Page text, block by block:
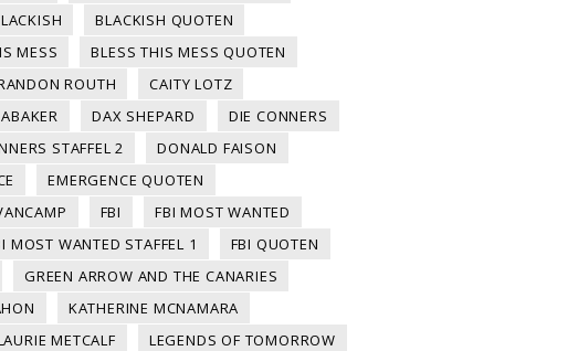
BLACKISH QUOTEN
MESS
BLESS THIS MESS QUOTEN
ROUTH
CAITY LOTZ
DAX SHEPARD
DIE CONNERS
STAFFEL 2
DONALD FAISON
EMERGENCE QUOTEN
FBI
FBI MOST WANTED
MOST WANTED STAFFEL 1
FBI QUOTEN
GREEN ARROW AND THE CANARIES
KATHERINE MCNAMARA
METCALF
LEGENDS OF TOMORROW